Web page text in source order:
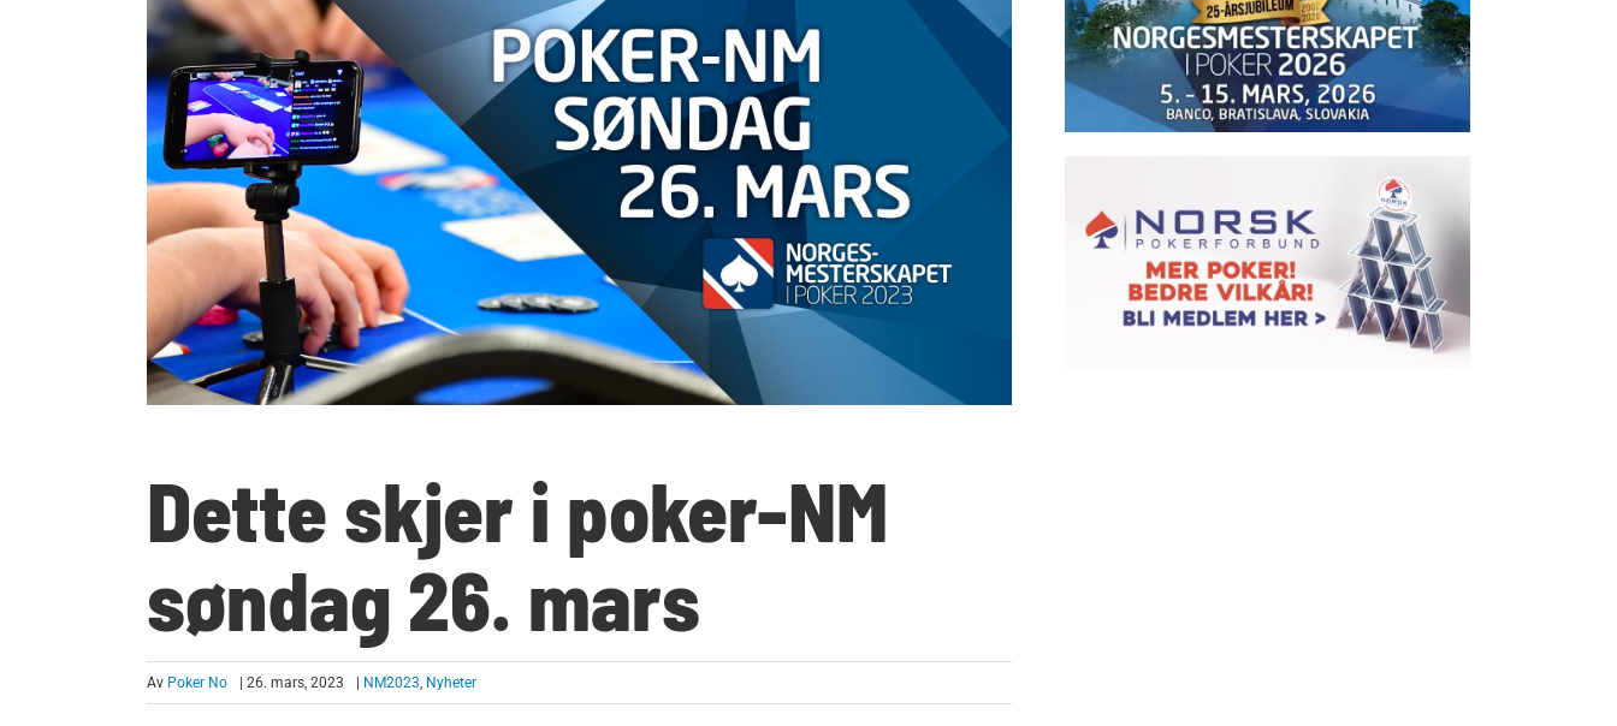
Dette skjer i poker-NM
søndag 26. mars
Av Poker No | 26. mars, 2023 | NM2023 Nyheter